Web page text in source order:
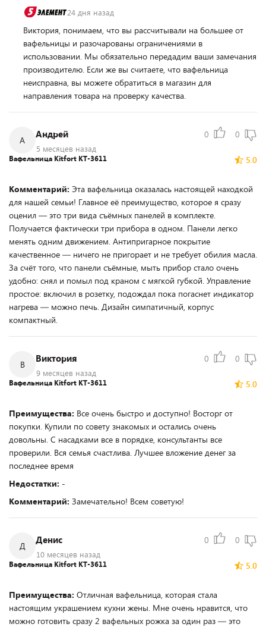
24 дня назад
Виктория, понимаем, что вы рассчитывали на большее от
вафельницы и разочарованы ограничениями в
использовании. Мы обязательно передадим ваши замечания
производителю. Если же вы считаете, что вафельница
неисправна, вы можете обратиться в магазин для
направления товара на проверку качества.
А
Андрей
5 месяцев назад
0 0
5.0
Вафельница Kitfort KT-3611
Комментарий: Эта вафельница оказалась настоящей находкой
для нашей семьи! Главное её преимущество, которое я сразу
оценил — это три вида съёмных панелей в комплекте.
Получается фактически три прибора в одном. Панели легко
менять одним движением. Антипригарное покрытие
качественное — ничего не пригорает и не требует обилия масла.
За счёт того, что панели съёмные, мыть прибор стало очень
удобно: снял и помыл под краном с мягкой губкой. Управление
простое: включил в розетку, подождал пока погаснет индикатор
нагрева — можно печь. Дизайн симпатичный, корпус
компактный.
В
Виктория
9 месяцев назад
0 0
5.0
Вафельница Kitfort KT-3611
Преимущества: Все очень быстро и доступно! Восторг от
покупки. Купили по совету знакомых и остались очень
довольны. С насадками все в порядке, консультанты все
проверили. Вся семья счастлива. Лучшее вложение денег за
последнее время
Недостатки: -
Комментарий: Замечательно! Всем советую!
Д
Денис
10 месяцев назад
0 0
5.0
Вафельница Kitfort KT-3611
Преимущества: Отличная вафельница, которая стала
настоящим украшением кухни жены. Мне очень нравится, что
можно готовить сразу 2 вафельных рожка за один раз — это